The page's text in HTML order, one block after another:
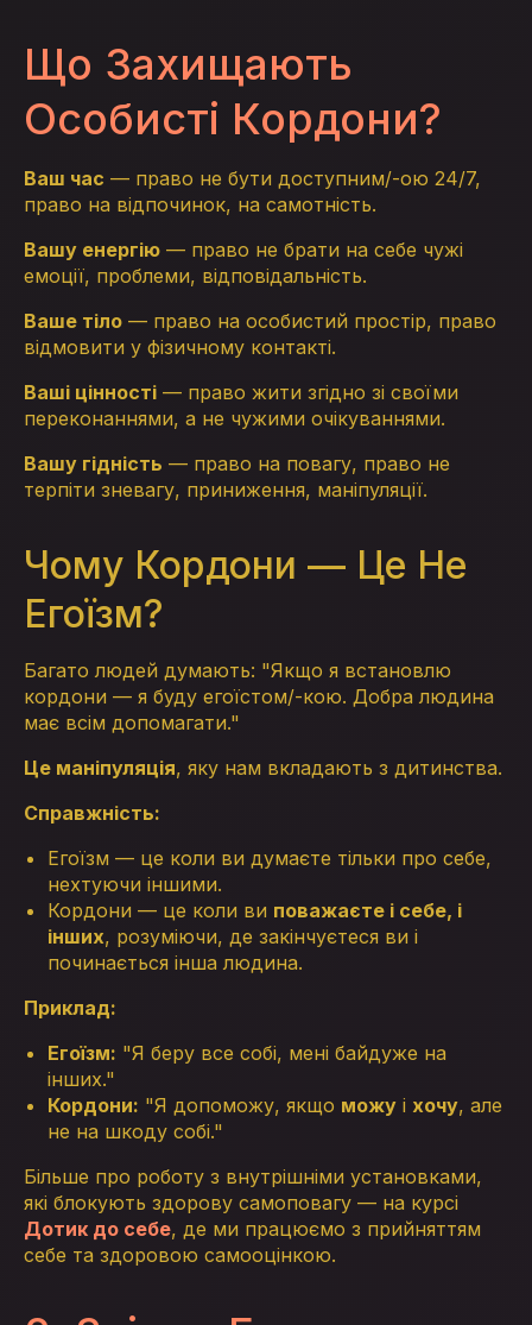
Що Захищають
Особисті Кордони?
Ваш час — право не бути доступним/-ою 24/7,
право на відпочинок, на самотність.
Вашу енергію — право не брати на себе чужі
емоції, проблеми, відповідальність.
Ваше тіло — право на особистий простір, право
відмовити у фізичному контакті.
Ваші цінності — право жити згідно зі своїми
переконаннями, а не чужими очікуваннями.
Вашу гідність — право на повагу, право не
терпіти зневагу, приниження, маніпуляції.
Чому Кордони — Це Не
Егоїзм?
Багато людей думають: "Якщо я встановлю
кордони — я буду егоїстом/-кою. Добра людина
має всім допомагати."
Це маніпуляція, яку нам вкладають з дитинства.
Справжність:
Егоїзм — це коли ви думаєте тільки про себе,
нехтуючи іншими.
Кордони — це коли ви поважаєте і себе, і
інших, розуміючи, де закінчуєтеся ви і
починається інша людина.
Приклад:
Егоїзм: "Я беру все собі, мені байдуже на
інших."
Кордони: "Я допоможу, якщо можу і хочу, але
не на шкоду собі."
Більше про роботу з внутрішніми установками,
які блокують здорову самоповагу — на курсі
Дотик до себе, де ми працюємо з прийняттям
себе та здоровою самооцінкою.